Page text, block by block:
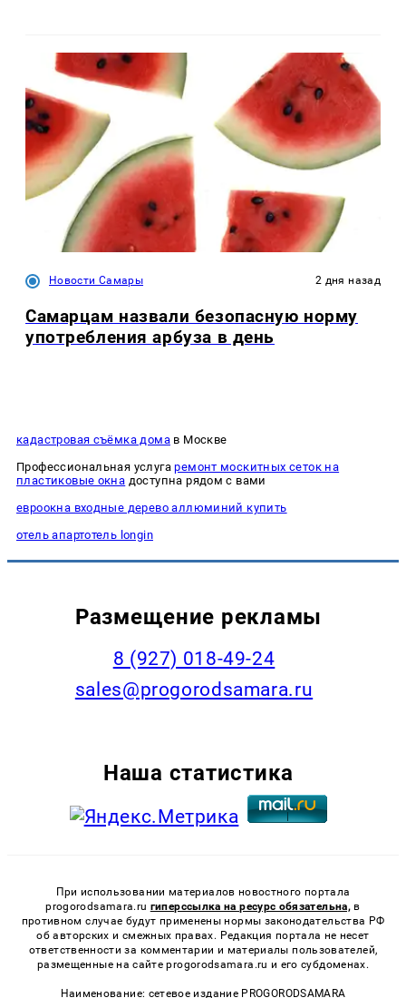
Новости Самары 2 дня назад
Самарцам назвали безопасную норму
употребления арбуза в день
кадастровая съёмка домав Москве
Профессиональная услугаремонт москитных сеток на
пластиковые окна доступна рядом с вами
евроокна входные дерево аллюминий купить
отель апартотель longin
Размещение рекламы
8 (927) 018-49-24
sales@progorodsamara.ru
Наша статистика
При использовании материалов новостного портала
progorodsamara.ru гиперссылка на ресурс обязательна, в
противном случае будут применены нормы законодательства РФ
об авторских и смежных правах. Редакция портала не несет
ответственности за комментарии и материалы пользователей,
размещенные на сайте progorodsamara.ru и его субдоменах.
Наименование: сетевое издание PROGORODSAMARA